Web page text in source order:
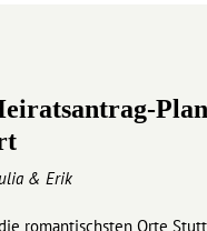
& Erik
romantischsten Orte